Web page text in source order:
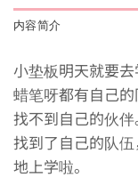
内容简介
小垫板明天就要去
蜡笔呀都有自己
找不到自己的伙
找到了自己的队
地上学啦。